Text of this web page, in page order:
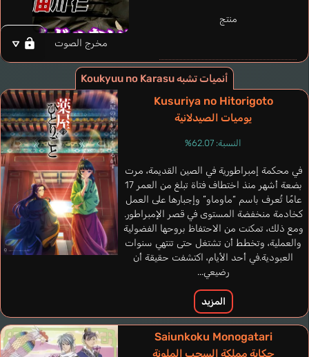
منتج
مخرج الصوت
Young Stephanie
إنجليزي
Ei Sei
Yashiro Taku
أنميات تشبه Koukyuu no Karasu
Kusuriya no Hitorigoto
يوميات الصيدلانية
النسبة: 62.07%
في محكمة إمبراطورية في الصين القديمة، مرت
بضعة أشهر منذ اختطاف فتاة تبلغ من العمر 17
عامًا تُعرف باسم “ماوماو” وإجبارها على العمل
كخادمة منخفضة المستوى في قصر الإمبراطور.
ومع ذلك، تمكنت من الاحتفاظ بروحها الفضولية
والعملية، وتخطط أن تشتغل حتى تنتهي سنوات
العبودية.في أحد الأيام، اكتشفت حقيقة أن
رضيعي...
المزيد
Saiunkoku Monogatari
حكاية مملكة السحب الملونة